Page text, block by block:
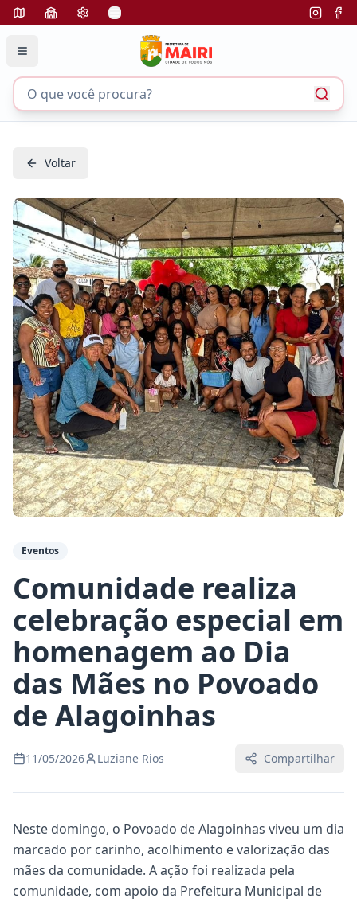
Voltar
Eventos
Comunidade realiza
celebração especial em
homenagem ao Dia
das Mães no Povoado
de Alagoinhas
11/05/2026 Luziane Rios Compartilhar
Neste domingo, o Povoado de Alagoinhas viveu um dia
marcado por carinho, acolhimento e valorização das
mães da comunidade. A ação foi realizada pela
comunidade, com apoio da Prefeitura Municipal de